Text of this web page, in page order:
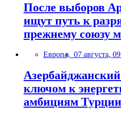
После выборов
ищут путь к
прежнему союзу
Европа, 07 августа,
Азербайджанский
ключом к
амбициям